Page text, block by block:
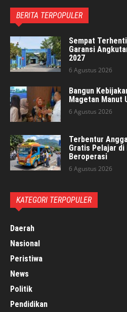
BERITA TERPOPULER
Sempat
Garansi
2027
6 Agustus 2026
Bangun
Magetan Manut
6 Agustus 2026
Terbentur
Gratis Pelajar
Beroperasi
6 Agustus 2026
KATEGORI TERPOPULER
Daerah
Nasional
Peristiwa
News
Politik
Pendidikan